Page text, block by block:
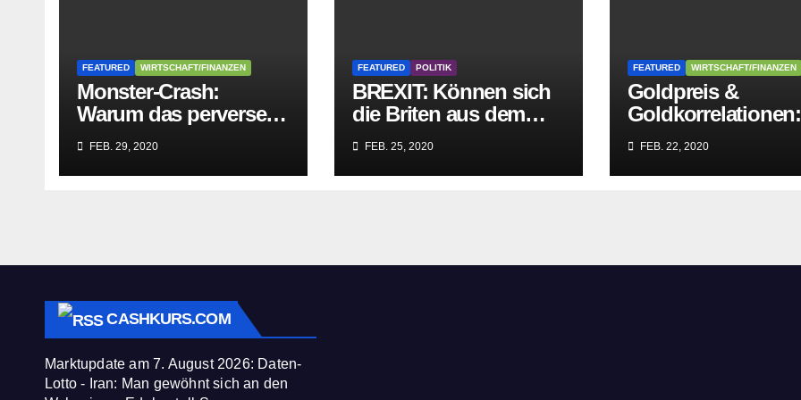
FEATURED WIRTSCHAFT/FINANZEN
Monster-Crash:
Warum das perverse
Lügengebäude der
Sozialisten in sich
zusammenbricht!
FEB. 29, 2020
FEATURED POLITIK
BREXIT: Können sich
die Briten aus dem
Würgegriff der
parasitären EU-Mafia
befreien?
FEB. 25, 2020
FEATURED WIRTSCHAFT/FINANZEN
Goldpreis &
Goldkorrelationen:
Warum man die
Goldpreisanalyse
besser Profis
FEB. 22, 2020
CASHKURS.COM
Marktupdate am 7. August 2026: Daten-
Lotto - Iran: Man gewöhnt sich an den